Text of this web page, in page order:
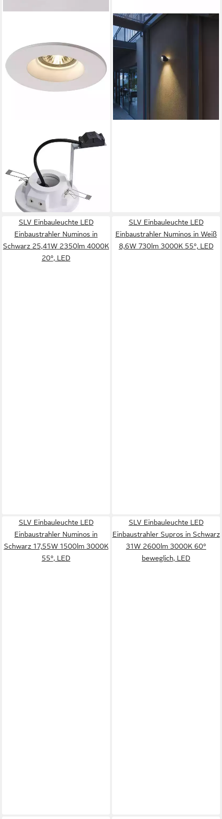
Einbauleuchte Einbauleuchte
Plastra, QPAR51, rund,
weißer Gips, max. 35W
8,59 €
UVP50,90 €
-83%
lieferbar - in 3-4 Werktagen bei dir
SLV
Außen-Wandleuchte LED
Wandaufbauleuchte Rascali in
Anthrazit 8W 330lm IP54,
LED
Produktdatenblatt
25,89 € 132,90 €
-81%
lieferbar - in 3-4 Werktagen bei dir
SLV Einbauleuchte LED
Einbaustrahler Numinos in
Schwarz 25,41W 2350lm 4000K
20°, LED
SLV Einbauleuchte LED
Einbaustrahler Numinos in Weiß
8,6W 730lm 3000K 55°, LED
SLV Einbauleuchte LED
Einbaustrahler Numinos in
Schwarz 17,55W 1500lm 3000K
55°, LED
SLV Einbauleuchte LED
Einbaustrahler Supros in Schwarz
31W 2600lm 3000K 60°
beweglich, LED